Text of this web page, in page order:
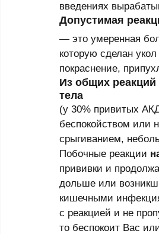
введениях
Допустимая
— это умеренная
которую сделан
покраснение,
Из общих
тела
(у 30% привитых
беспокойством или
срыгиванием,
Побочные реакции
прививки и
дольше или
кишечными
с реакцией и не
то беспокоит Вас